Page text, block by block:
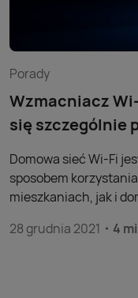
Porady
Wzmacniacz
się szczególnie
Domowa sieć Wi-Fi
sposobem
mieszkaniach, jak i
28 grudnia 2021
4